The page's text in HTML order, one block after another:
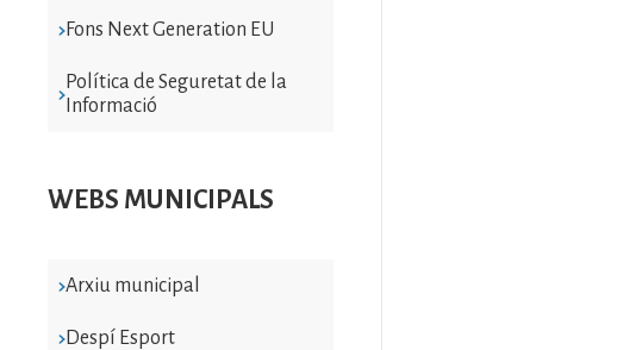
Fons Next Generation EU
Política de Seguretat de la
Informació
WEBS MUNICIPALS
Arxiu municipal
Despí Esport